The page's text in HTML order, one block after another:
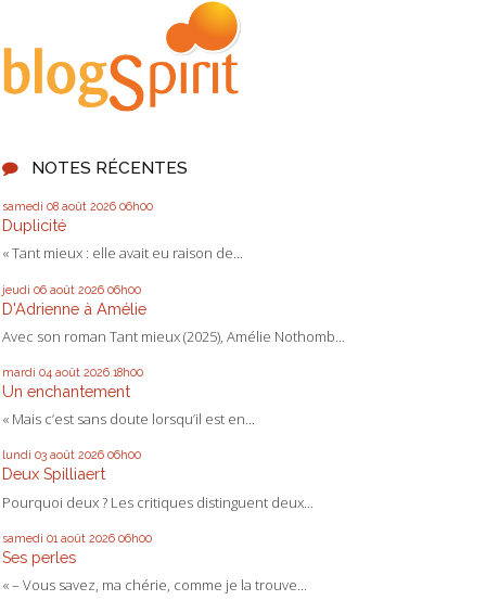
NOTES RÉCENTES
samedi 08 août 2026 06h00
Duplicité
« Tant mieux : elle avait eu raison de...
jeudi 06 août 2026 06h00
D'Adrienne à Amélie
Avec son roman Tant mieux (2025), Amélie Nothomb...
mardi 04 août 2026 18h00
Un enchantement
« Mais c’est sans doute lorsqu’il est en...
lundi 03 août 2026 06h00
Deux Spilliaert
Pourquoi deux ? Les critiques distinguent deux...
samedi 01 août 2026 06h00
Ses perles
« – Vous savez, ma chérie, comme je la trouve...